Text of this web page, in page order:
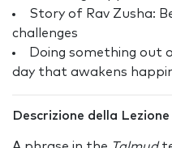
Story of Rav Zusha:
challenges
Doing something out
day that awakens
Descrizione della Lezione